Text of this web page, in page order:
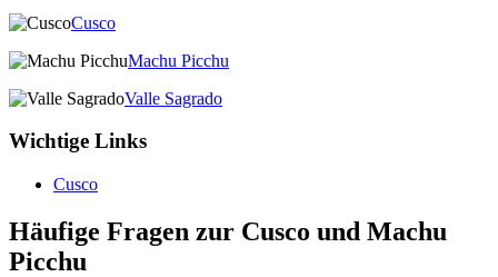
Cusco
Machu Picchu
Valle Sagrado
Wichtige Links
Cusco
Häufige Fragen zur Cusco und Machu
Picchu